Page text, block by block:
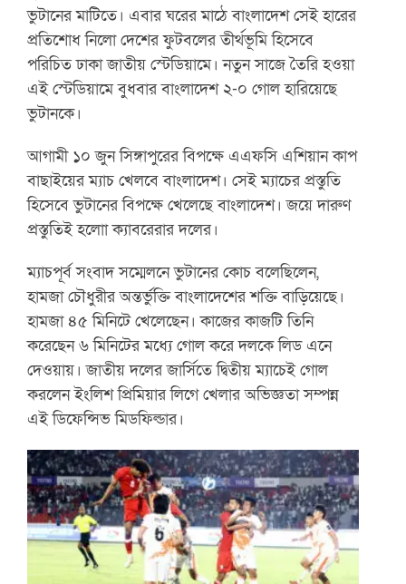
ভুটানের মাটিতে। এবার ঘরের মাঠে বাংলাদেশ সেই হারের
প্রতিশোধ নিলো দেশের ফুটবলের তীর্থভূমি হিসেবে
পরিচিত ঢাকা জাতীয় স্টেডিয়ামে। নতুন সাজে তৈরি হওয়া
এই স্টেডিয়ামে বুধবার বাংলাদেশ ২-০ গোল হারিয়েছে
ভুটানকে।
আগামী ১০ জুন সিঙ্গাপুরের বিপক্ষে এএফসি এশিয়ান কাপ
বাছাইয়ের ম্যাচ খেলবে বাংলাদেশ। সেই ম্যাচের প্রস্তুতি
হিসেবে ভুটানের বিপক্ষে খেলেছে বাংলাদেশ। জয়ে দারুণ
প্রস্তুতিই হলোা ক্যাবরেরার দলের।
ম্যাচপূর্ব সংবাদ সম্মেলনে ভুটানের কোচ বলেছিলেন,
হামজা চৌধুরীর অন্তর্ভুক্তি বাংলাদেশের শক্তি বাড়িয়েছে।
হামজা ৪৫ মিনিটে খেলেছেন। কাজের কাজটি তিনি
করেছেন ৬ মিনিটের মধ্যে গোল করে দলকে লিড এনে
দেওয়ায়। জাতীয় দলের জার্সিতে দ্বিতীয় ম্যাচেই গোল
করলেন ইংলিশ প্রিমিয়ার লিগে খেলার অভিজ্ঞতা সম্পন্ন
এই ডিফেন্সিভ মিডফিল্ডার।